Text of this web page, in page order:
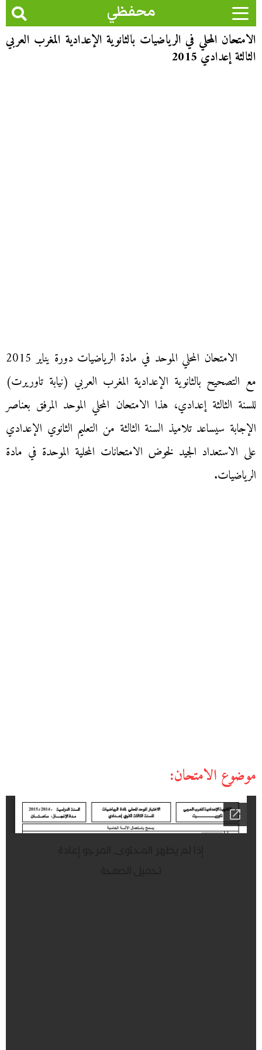
محفظي
الامتحان المحلي في الرياضيات بالثانوية الإعدادية المغرب العربي
الثالثة إعدادي 2015
الامتحان المحلي الموحد في مادة الرياضيات دورة يناير 2015
مع التصحيح بالثانوية الإعدادية المغرب العربي (نيابة تاوريرت)
للسنة الثالثة إعدادي، هذا الامتحان المحلي الموحد المرفق بعناصر
الإجابة سيساعد تلاميذ السنة الثالثة من التعليم الثانوي الإعدادي
على الاستعداد الجيد لخوض الامتحانات المحلية الموحدة في مادة
الرياضيات.
موضوع الامتحان: